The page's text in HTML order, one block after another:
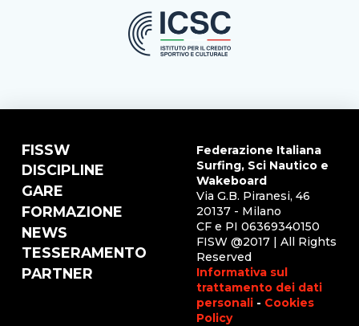
FISSW
DISCIPLINE
GARE
FORMAZIONE
NEWS
TESSERAMENTO
PARTNER
Federazione Italiana
Surfing, Sci Nautico e
Wakeboard
Via G.B. Piranesi, 46
20137 - Milano
CF e PI 06369340150
FISW @2017 | All Rights
Reserved
Informativa sul
trattamento dei dati
personali - Cookies
Policy